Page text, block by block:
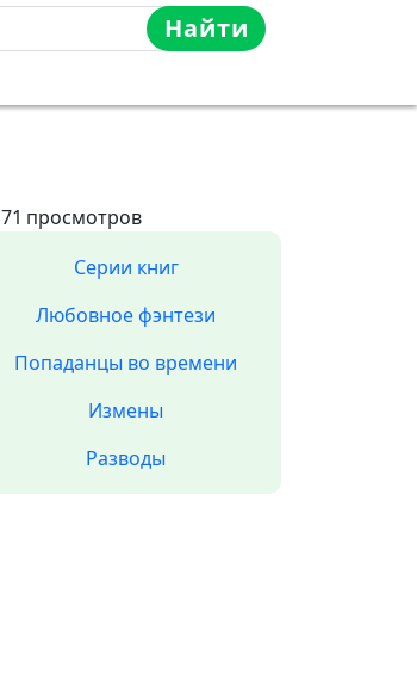
Найти
71 просмотров
Серии книг
Любовное фэнтези
Попаданцы во времени
Измены
Разводы